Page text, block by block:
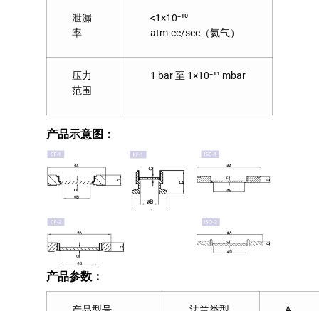
泄漏
率
<1×10⁻¹⁰
atm·cc/sec（氦气）
压力
范围
1 bar 至 1×10⁻¹¹ mbar
产品示意图：
产品参数：